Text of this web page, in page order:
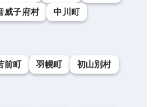
威子府村
中川町
前町 羽幌町
初山別村